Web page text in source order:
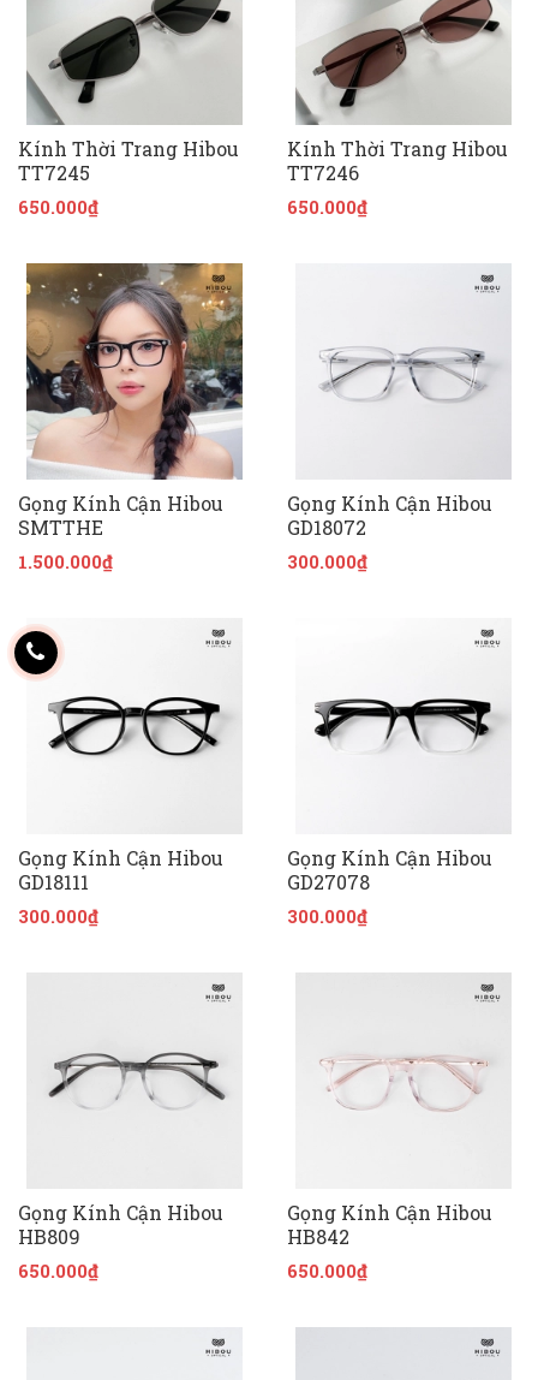
Kính Thời Trang Hibou
TT7245
650.000₫
Kính Thời Trang Hibou
TT7246
650.000₫
Gọng Kính Cận Hibou
SMTTHE
1.500.000₫
Gọng Kính Cận Hibou
GD18072
300.000₫
Gọng Kính Cận Hibou
GD18111
300.000₫
Gọng Kính Cận Hibou
GD27078
300.000₫
Gọng Kính Cận Hibou
HB809
650.000₫
Gọng Kính Cận Hibou
HB842
650.000₫